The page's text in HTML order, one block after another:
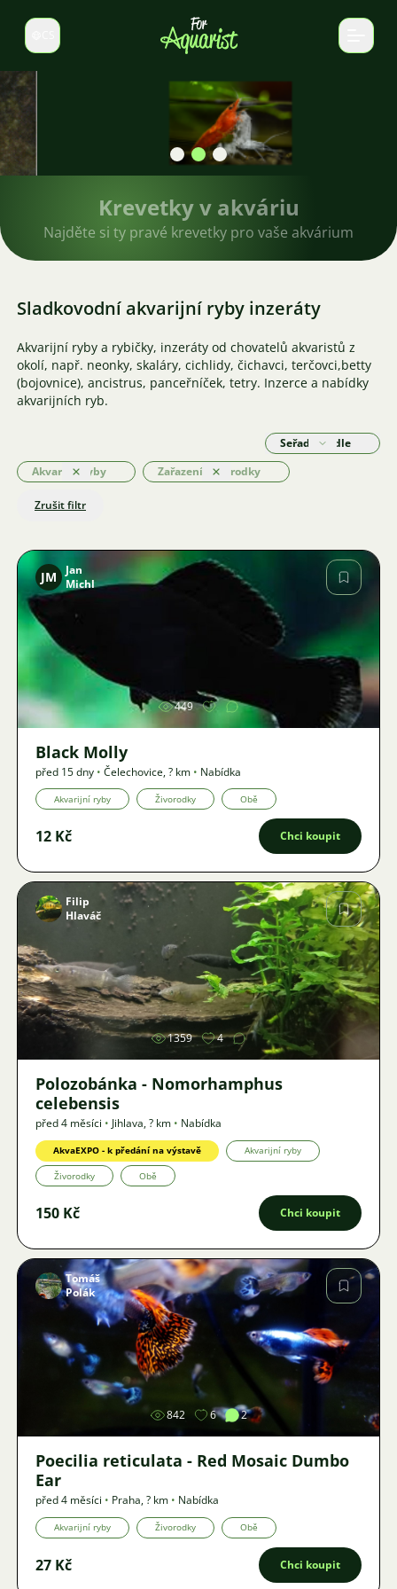
Select language
Krevetky v akváriu
Najděte si ty pravé krevetky pro vaše akvárium
Sladkovodní akvarijní ryby inzeráty
Akvarijní ryby a rybičky, inzeráty od chovatelů akvaristů z
okolí, např. neonky, skaláry, cichlidy, čichavci, terčovci,betty
(bojovnice), ancistrus, panceřníček, tetry. Inzerce a nabídky
akvarijních ryb.
Akvarijní ryby
Odstranit Zařazení: Živorodky
Odstranit
Zrušit filtr
Seřadit podle
JM
Jan
Michl
449
Black Molly
před 15 dny • Čelechovice,? km • Nabídka
Akvarijní ryby Živorodky Obě
12 Kč Chci koupit
Obrázek
Filip
Hlaváč
1359 4
Polozobánka - Nomorhamphus
celebensis
před 4 měsíci • Jihlava,? km • Nabídka
AkvaEXPO - k předání na výstavě Akvarijní ryby
Živorodky Obě
150 Kč Chci koupit
Tomáš
Polák
842 6 2
Poecilia reticulata - Red Mosaic Dumbo
Ear
před 4 měsíci • Praha,? km • Nabídka
Akvarijní ryby Živorodky Obě
27 Kč Chci koupit